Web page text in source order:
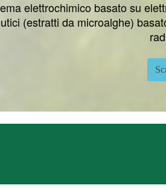
elettrochimico basato su
(estratti da microalghe)